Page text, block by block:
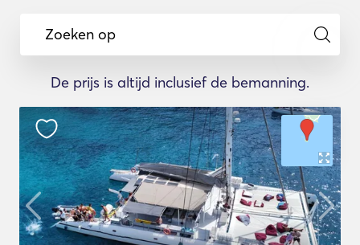
Zoeken op
De prijs is altijd inclusief de bemanning.